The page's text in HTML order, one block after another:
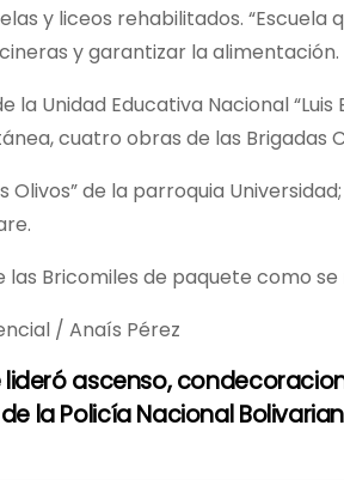
y liceos rehabilitados.
y garantizar la alimentación.
la Unidad Educativa Nacional
cuatro obras de las Brigadas
Olivos” de la parroquia
las Bricomiles de paquete como
/ Anaís Pérez
ascenso,
la Policía Nacional